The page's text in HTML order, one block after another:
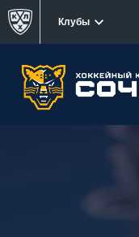
Клубы